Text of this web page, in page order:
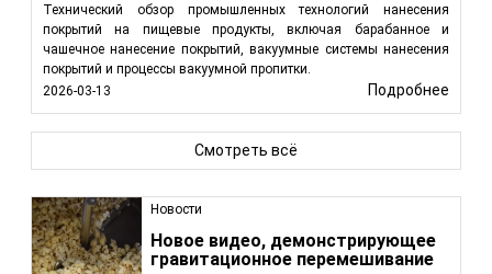
Новости
Новое видео, демонстрирующее
гравитационное перемешивание
Технический обзор промышленных технологий нанесения
покрытий на пищевые продукты, включая барабанное и
чашечное нанесение покрытий, вакуумные системы нанесения
покрытий и процессы вакуумной пропитки.
2026-03-13
Подробнее
Смотреть всё